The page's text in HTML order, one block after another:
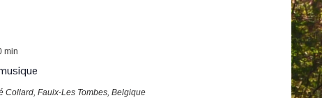
Évènements
Évènement
min
Collard, Faulx-Les Tombes, Belgique